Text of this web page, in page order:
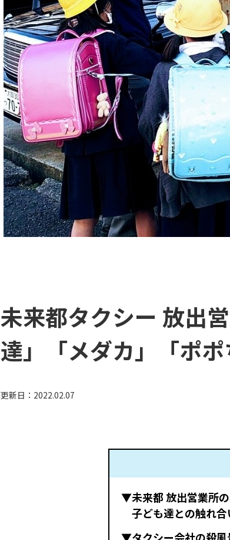
未来都タクシー 放出
達」「メダカ」「ポ
更新日： 2022.02.07
▼未来都 放出営業所
子ども達との触れ合